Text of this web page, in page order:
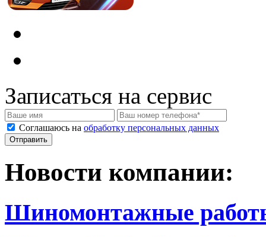
Записаться на сервис
Соглашаюсь на обработку персональных данных
Новости компании:
Шиномонтажные